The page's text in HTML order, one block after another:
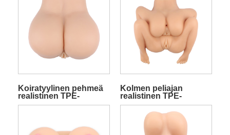
Koiratyylinen pehmeä
realistinen TPE-
urosmasturbaattori
Kolmen peliajan
realistinen TPE-
miesmasturbaattori
nelinkertaisella
merkinnällä